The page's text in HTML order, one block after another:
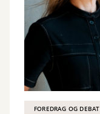
FOREDRAG OG DEBAT